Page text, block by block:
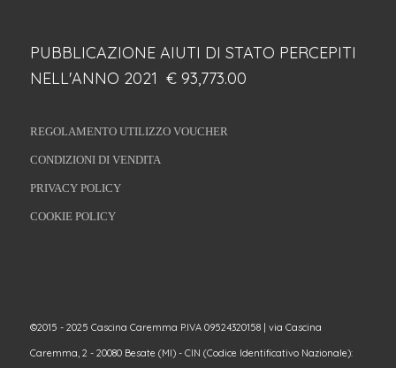
PUBBLICAZIONE AIUTI DI STATO PERCEPITI
NELL'ANNO 2021 € 93,773.00
REGOLAMENTO UTILIZZO VOUCHER
CONDIZIONI DI VENDITA
PRIVACY POLICY
COOKIE POLICY
©2015 - 2025 Cascina Caremma P.IVA 09524320158 | via Cascina
Caremma, 2 - 20080 Besate (MI) - CIN (Codice Identificativo Nazionale):